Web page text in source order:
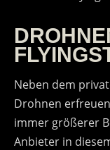
Neben dem
Drohnen
immer größerer
Anbieter in